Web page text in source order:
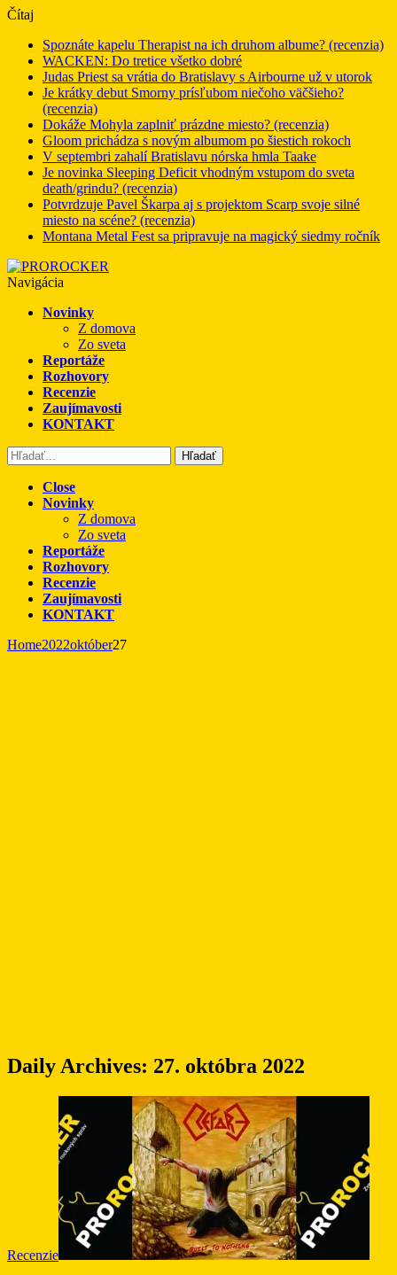
Čítaj
Spoznáte kapelu Therapist na ich druhom albume? (recenzia)
WACKEN: Do tretice všetko dobré
Judas Priest sa vrátia do Bratislavy s Airbourne už v utorok
Je krátky debut Smorny prísľubom niečoho väčšieho?
(recenzia)
Dokáže Mohyla zaplniť prázdne miesto? (recenzia)
Gloom prichádza s novým albumom po šiestich rokoch
V septembri zahalí Bratislavu nórska hmla Taake
Je novinka Sleeping Deficit vhodným vstupom do sveta
death/grindu? (recenzia)
Potvrdzuje Pavel Škarpa aj s projektom Scarp svoje silné
miesto na scéne? (recenzia)
Montana Metal Fest sa pripravuje na magický siedmy ročník
Navigácia
Novinky
Z domova
Zo sveta
Reportáže
Rozhovory
Recenzie
Zaujímavosti
KONTAKT
Hľadať
Close
Novinky
Z domova
Zo sveta
Reportáže
Rozhovory
Recenzie
Zaujímavosti
KONTAKT
Home2022október27
Daily Archives: 27. októbra 2022
Recenzie